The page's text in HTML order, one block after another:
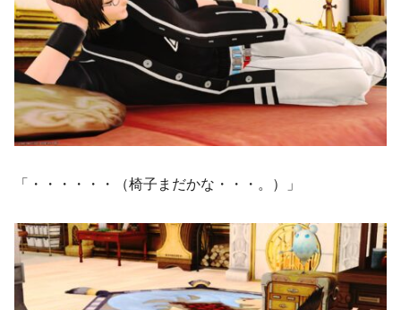
「・・・・・・（椅子まだかな・・・。）」